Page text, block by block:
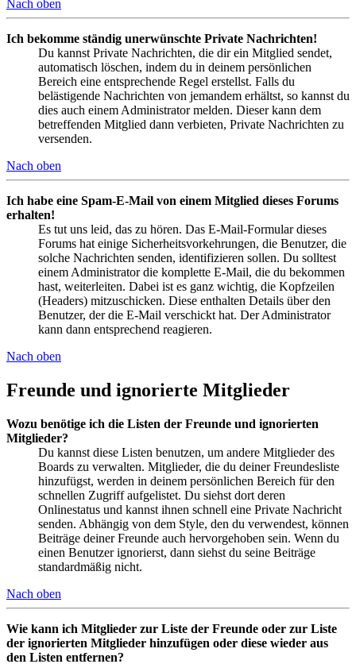
Nach oben
Ich bekomme ständig unerwünschte Private Nachrichten!
Du kannst Private Nachrichten, die dir ein Mitglied sendet,
automatisch löschen, indem du in deinem persönlichen
Bereich eine entsprechende Regel erstellst. Falls du
belästigende Nachrichten von jemandem erhältst, so kannst du
dies auch einem Administrator melden. Dieser kann dem
betreffenden Mitglied dann verbieten, Private Nachrichten zu
versenden.
Nach oben
Ich habe eine Spam-E-Mail von einem Mitglied dieses Forums
erhalten!
Es tut uns leid, das zu hören. Das E-Mail-Formular dieses
Forums hat einige Sicherheitsvorkehrungen, die Benutzer, die
solche Nachrichten senden, identifizieren sollen. Du solltest
einem Administrator die komplette E-Mail, die du bekommen
hast, weiterleiten. Dabei ist es ganz wichtig, die Kopfzeilen
(Headers) mitzuschicken. Diese enthalten Details über den
Benutzer, der die E-Mail verschickt hat. Der Administrator
kann dann entsprechend reagieren.
Nach oben
Freunde und ignorierte Mitglieder
Wozu benötige ich die Listen der Freunde und ignorierten
Mitglieder?
Du kannst diese Listen benutzen, um andere Mitglieder des
Boards zu verwalten. Mitglieder, die du deiner Freundesliste
hinzufügst, werden in deinem persönlichen Bereich für den
schnellen Zugriff aufgelistet. Du siehst dort deren
Onlinestatus und kannst ihnen schnell eine Private Nachricht
senden. Abhängig von dem Style, den du verwendest, können
Beiträge deiner Freunde auch hervorgehoben sein. Wenn du
einen Benutzer ignorierst, dann siehst du seine Beiträge
standardmäßig nicht.
Nach oben
Wie kann ich Mitglieder zur Liste der Freunde oder zur Liste
der ignorierten Mitglieder hinzufügen oder diese wieder aus
den Listen entfernen?